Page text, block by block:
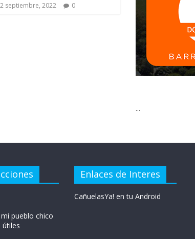
2 septiembre, 2022 0
...
pueblo chico
útiles
Enlaces de Interes
CañuelasYa! en tu Android